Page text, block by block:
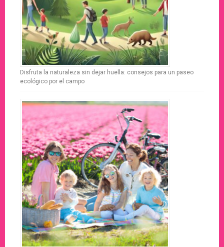
Disfruta la naturaleza sin dejar huella: consejos para un paseo
ecológico por el campo